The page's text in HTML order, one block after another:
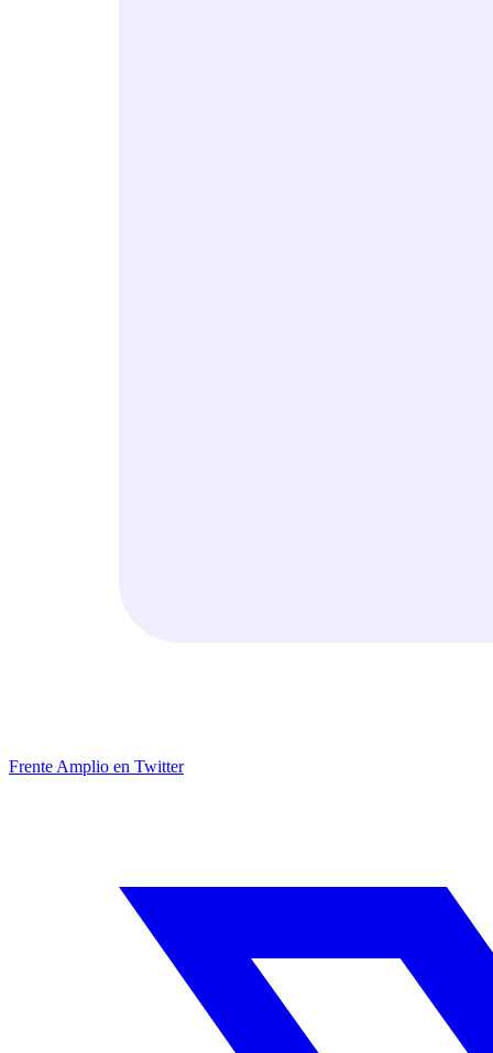
Frente Amplio en Twitter